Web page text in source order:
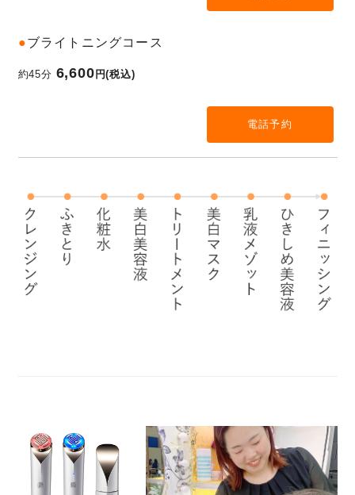
●ブライトニングコース
約45分 6,600 円(税込)
電話予約